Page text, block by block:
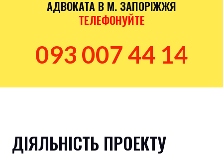
АДВОКАТА В М. ЗАПОРІЖЖЯ
ТЕЛЕФОНУЙТЕ
093 007 44 14
ДІЯЛЬНІСТЬ ПРОЕКТУ